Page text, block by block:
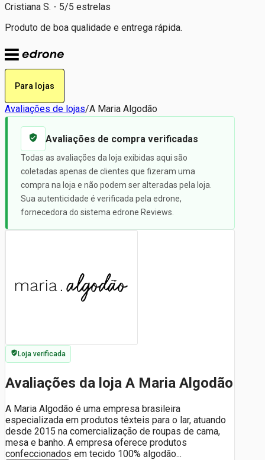
Cristiana S. - 5/5 estrelas
Produto de boa qualidade e entrega rápida.
Para lojas
Avaliações de lojas/A Maria Algodão
Avaliações de compra verificadas
Todas as avaliações da loja exibidas aqui são
coletadas apenas de clientes que fizeram uma
compra na loja e não podem ser alteradas pela loja.
Sua autenticidade é verificada pela edrone,
fornecedora do sistema edrone Reviews.
Loja verificada
Avaliações da loja A Maria Algodão
A Maria Algodão é uma empresa brasileira
especializada em produtos têxteis para o lar, atuando
desde 2015 na comercialização de roupas de cama,
mesa e banho. A empresa oferece produtos
confeccionados em tecido 100% algodão...